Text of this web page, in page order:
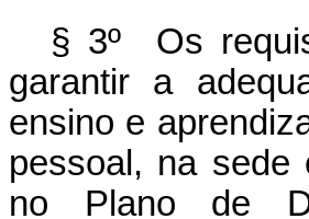
§ 3º Os
garantir a
ensino e
pessoal, na
no Plano de